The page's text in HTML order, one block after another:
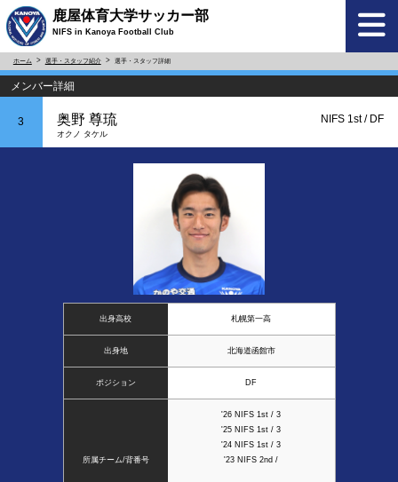
鹿屋体育大学サッカー部
NIFS in Kanoya Football Club
ホーム 選手・スタッフ紹介 選手・スタッフ詳細
メンバー詳細
3 奥野 尊琉
オクノ タケル
NIFS 1st / DF
出身高校 札幌第一高
出身地 北海道函館市
ポジション DF
所属チーム/背番号
'26 NIFS 1st / 3
'25 NIFS 1st / 3
'24 NIFS 1st / 3
'23 NIFS 2nd /